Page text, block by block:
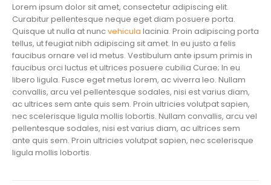
Lorem ipsum dolor sit amet, consectetur adipiscing elit.
Curabitur pellentesque neque eget diam posuere porta.
Quisque ut nulla at nuncvehicula lacinia. Proin adipiscing porta
tellus, ut feugiat nibh adipiscing sit amet. In eu justo a felis
faucibus ornare vel id metus. Vestibulum ante ipsum primis in
faucibus orci luctus et ultrices posuere cubilia Curae; In eu
libero ligula. Fusce eget metus lorem, ac viverra leo. Nullam
convallis, arcu vel pellentesque sodales, nisi est varius diam,
ac ultrices sem ante quis sem. Proin ultricies volutpat sapien,
nec scelerisque ligula mollis lobortis. Nullam convallis, arcu vel
pellentesque sodales, nisi est varius diam, ac ultrices sem
ante quis sem. Proin ultricies volutpat sapien, nec scelerisque
ligula mollis lobortis.